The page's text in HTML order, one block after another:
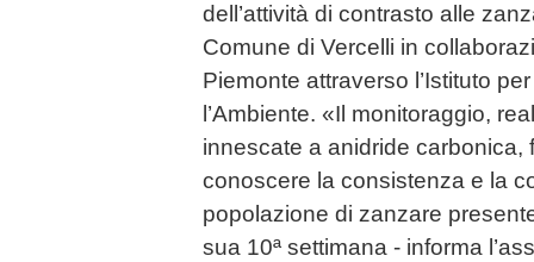
dell’attività di contrasto alle
Comune di Vercelli in
Piemonte attraverso l’Istituto
l’Ambiente. «Il monitoraggio,
innescate a anidride carbonica,
conoscere la consistenza e la
popolazione di zanzare
sua 10ª settimana - informa